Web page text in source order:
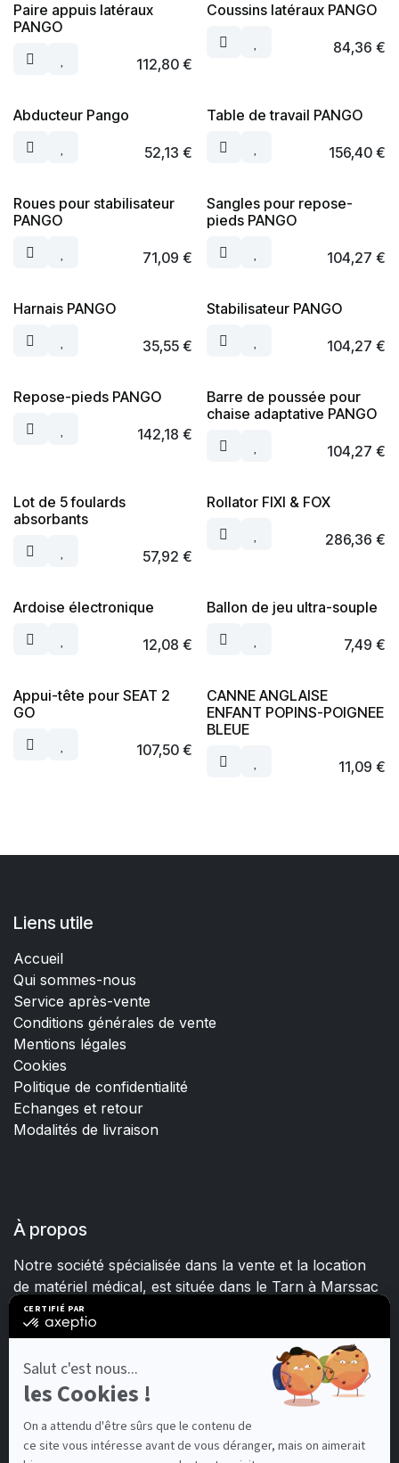
Paire appuis latéraux
PANGO
112,80€
Coussins latéraux PANGO
84,36 €
Abducteur Pango
52,13 €
Table de travail PANGO
156,40€
Roues pour stabilisateur
PANGO
71,09 €
Sangles pour repose-
pieds PANGO
104,27 €
Harnais PANGO
35,55€
Stabilisateur PANGO
104,27 €
Repose-pieds PANGO
142,18 €
Barre de poussée pour
chaise adaptative PANGO
104,27 €
Lot de 5 foulards
absorbants
57,92 €
Rollator FIXI & FOX
286,36 €
Ardoise électronique
12,08 €
Ballon de jeu ultra-souple
7,49 €
Appui-tête pour SEAT 2
GO
107,50€
CANNE ANGLAISE
ENFANT POPINS-POIGNEE
BLEUE
11,09 €
Liens utile
Accueil
Qui sommes-nous
Service après-vente
Conditions générales de vente
Mentions légales
Cookies
Politique de confidentialité
Echanges et retour
Modalités de livraison
À propos
Notre société spécialisée dans la vente et la location
de matériel médical, est située dans le Tarn à Marssac
sur Tarn.
Fort d'une expérience et d'un savoir-faire de plus de
15 ans, nous mettons quotidiennement tout en œuvre
pour satisfaire les besoins de chacun.